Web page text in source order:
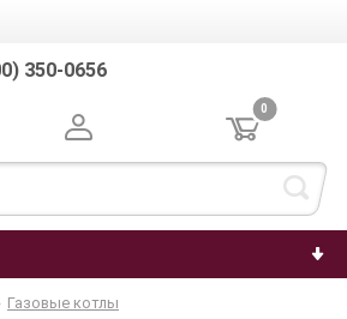
350-0656
0
Газовые котлы